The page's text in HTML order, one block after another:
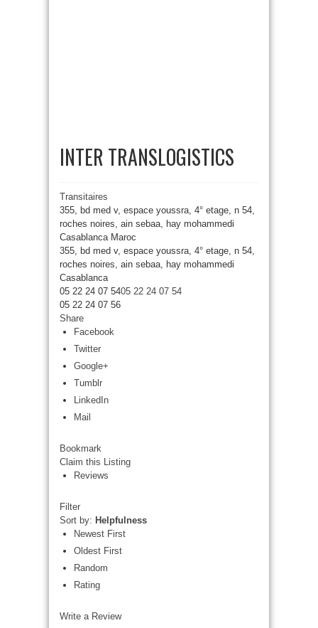
INTER TRANSLOGISTICS
Transitaires
355, bd med v, espace youssra, 4° etage, n 54,
roches noires, ain sebaa, hay mohammedi
Casablanca Maroc
355, bd med v, espace youssra, 4° etage, n 54,
roches noires, ain sebaa, hay mohammedi
Casablanca
05 22 24 07 5405 22 24 07 54
05 22 24 07 56
Share
Facebook
Twitter
Google+
Tumblr
LinkedIn
Mail
Bookmark
Claim this Listing
Reviews
Filter
Sort by: Helpfulness
Newest First
Oldest First
Random
Rating
Write a Review